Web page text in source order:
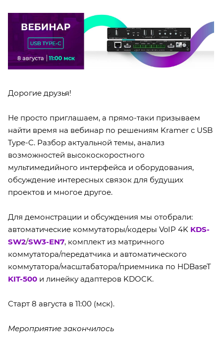
Дорогие друзья!
Не просто приглашаем, а прямо-таки призываем
найти время на вебинар по решениям Kramer с USB
Type-C. Разбор актуальной темы, анализ
возможностей высокоскоростного
мультимедийного интерфейса и оборудования,
обсуждение интересных связок для будущих
проектов и многое другое.
Для демонстрации и обсуждения мы отобрали:
автоматические коммутаторы/кодеры VoIP 4K KDS-
SW2/SW3-EN7, комплект из матричного
коммутатора/передатчика и автоматического
коммутатора/масштабатора/приемника по HDBaseT
KIT-500 и линейку адаптеров KDOCK.
Старт 8 августа в 11:00 (мск).
Мероприятие закончилось